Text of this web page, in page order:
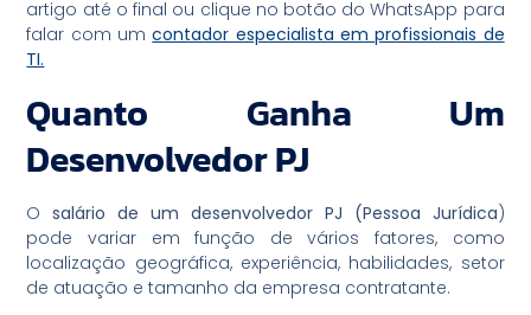
artigo até o final ou clique no botão do WhatsApp para
falar com umcontador especialista em profissionais de
TI.
Quanto Ganha Um
Desenvolvedor PJ
Osalário de um desenvolvedor PJ (Pessoa Jurídica)
pode variar em função de vários fatores, como
localização geográfica, experiência, habilidades, setor
de atuação e tamanho da empresa contratante.